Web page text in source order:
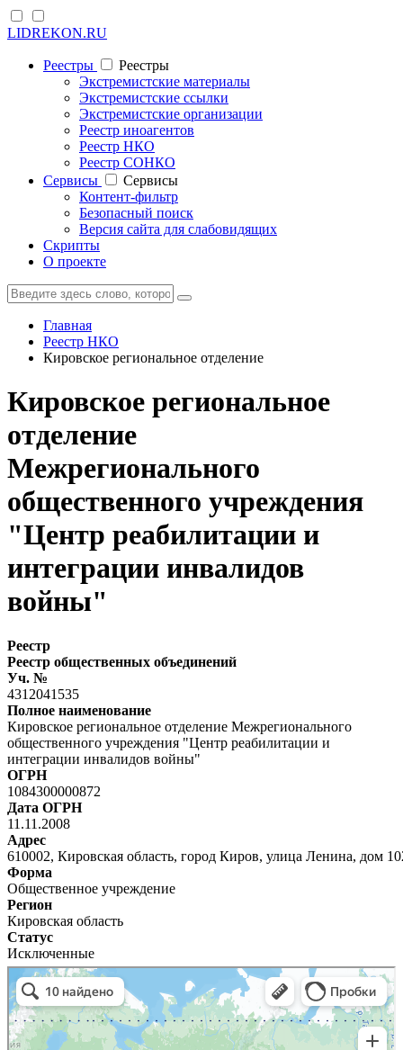
LIDREKON.RU
Реестры
Реестры
Экстремистские материалы
Экстремистские ссылки
Экстремистские организации
Реестр иноагентов
Реестр НКО
Реестр СОНКО
Cервисы
Cервисы
Контент-фильтр
Безопасный поиск
Версия сайта для слабовидящих
Скрипты
О проекте
Главная
Реестр НКО
Кировское региональное отделение
Кировское региональное
отделение
Межрегионального
общественного учреждения
"Центр реабилитации и
интеграции инвалидов
войны"
Реестр
Реестр общественных объединений
Уч. №
4312041535
Полное наименование
Кировское региональное отделение Межрегионального
общественного учреждения "Центр реабилитации и
интеграции инвалидов войны"
ОГРН
1084300000872
Дата ОГРН
11.11.2008
Адрес
610002, Кировская область, город Киров, улица Ленина, дом
Форма
Общественное учреждение
Регион
Кировская область
Статус
Исключенные